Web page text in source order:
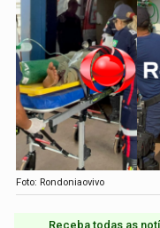
Foto: Rondoniaovivo
Receba todas as